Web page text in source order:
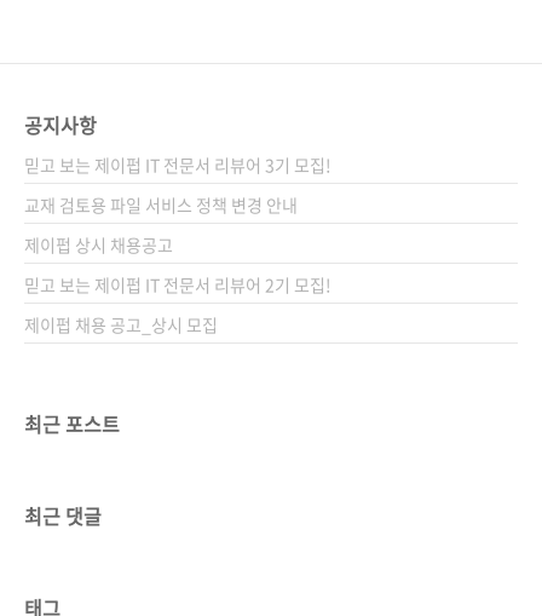
'챗봇형' 서비스 투자를 늘린다고 발표했고, 우리
시작했습니다. 하지만 AI는 우리가 생각하는 것
보다 훨씬 더 광범위한 금융의 영역에서 그 영향
력을 발휘하고 있습니다. 고객 맞춤형 서비스는
물론이고 사기 탐지 및 예방, 리스크 관리, 데이
터 분석, 투자와 트레이딩, 프로세스 자동화 등 ..
공지사항
믿고 보는 제이펍 IT 전문서 리뷰어 3기 모집!
교재 검토용 파일 서비스 정책 변경 안내
제이펍 상시 채용공고
믿고 보는 제이펍 IT 전문서 리뷰어 2기 모집!
제이펍 채용 공고_상시 모집
최근 포스트
최근 댓글
태그